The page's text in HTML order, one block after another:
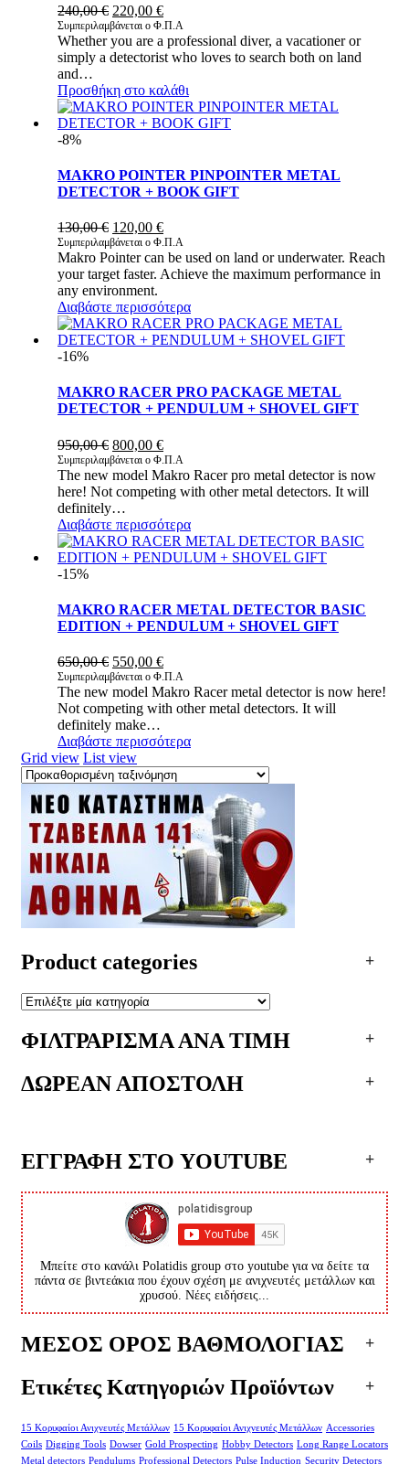
Product categories
ΦΙΛΤΡΑΡΙΣΜΑ ΑΝΑ ΤΙΜΗ
ΔΩΡΕΑΝ ΑΠΟΣΤΟΛΗ
ΕΓΓΡΑΦΗ ΣΤΟ YOUTUBE
Μπείτε στο κανάλι Polatidis group στο youtube για να δείτε τα
πάντα σε βιντεάκια που έχουν σχέση με ανιχνευτές μετάλλων και
χρυσού. Νέες ειδήσεις...
ΜΕΣΟΣ ΟΡΟΣ ΒΑΘΜΟΛΟΓΙΑΣ
Ετικέτες Κατηγοριών Προϊόντων
15 Κορυφαίοι Ανιχνευτές Μετάλλων 15 Κορυφαίοι Ανιχνευτές Μετάλλων Accessories
Coils Digging Tools Dowser Gold Prospecting Hobby Detectors Long Range Locators
Metal detectors Pendulums Professional Detectors Pulse Induction Security Detectors
240,00€ Original
price
was:
240,00 €.
220,00 €Η
τρέχουσα
τιμή
είναι:
Συμπεριλαμβάνεται ο Φ.Π.Α
Whether you are a professional diver, a vacationer or
simply a detectorist who loves to search both on land
and…
Προσθήκη στο καλάθι
-8%
MAKRO POINTER PINPOINTER METAL
DETECTOR + BOOK GIFT
130,00€ Original
price
was:
130,00 €.
120,00 €Η
τρέχουσα
τιμή
είναι:
Συμπεριλαμβάνεται ο Φ.Π.Α
Makro Pointer can be used on land or underwater. Reach
your target faster. Achieve the maximum performance in
any environment.
Διαβάστε περισσότερα
-16%
MAKRO RACER PRO PACKAGE METAL
DETECTOR + PENDULUM + SHOVEL GIFT
950,00€ Original
price
was:
950,00 €.
800,00 €Η
τρέχουσα
τιμή
είναι:
Συμπεριλαμβάνεται ο Φ.Π.Α
The new model Makro Racer pro metal detector is now
here! Not competing with other metal detectors. It will
definitely…
Διαβάστε περισσότερα
-15%
MAKRO RACER METAL DETECTOR BASIC
EDITION + PENDULUM + SHOVEL GIFT
650,00€ Original
price
was:
650,00 €.
550,00 €Η
τρέχουσα
τιμή
είναι:
Συμπεριλαμβάνεται ο Φ.Π.Α
The new model Makro Racer metal detector is now here!
Not competing with other metal detectors. It will
definitely make…
Διαβάστε περισσότερα
Grid view List view